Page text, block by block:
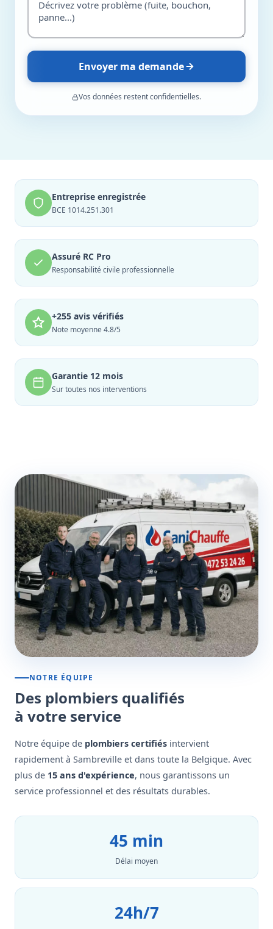
Envoyer ma demande
Vos données restent confidentielles.
Entreprise enregistrée
BCE 1014.251.301
Assuré RC Pro
Responsabilité civile professionnelle
+255 avis vérifiés
Note moyenne 4.8/5
Garantie 12 mois
Sur toutes nos interventions
NOTRE ÉQUIPE
Des plombiers qualifiés
à votre service
Notre équipe de plombiers certifiés intervient
rapidement à Sambreville et dans toute la Belgique. Avec
plus de 15 ans d'expérience, nous garantissons un
service professionnel et des résultats durables.
45 min
Délai moyen
24h/7